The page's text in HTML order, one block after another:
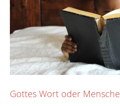
Gottes Wort oder